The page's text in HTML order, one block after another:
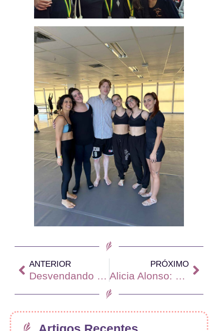
ANTERIOR
Desvendando os Segredos do Balé Cubano: Uma Jornada pela Técnica, História e Famosos Bailarinos
PRÓXIMO
Alicia Alonso: Uma Vida Dedicada à Dança